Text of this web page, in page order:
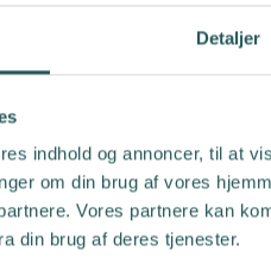
Detaljer
indhold og annoncer, til at
om din brug af vores
Vores partnere kan
din brug af deres tjenester.